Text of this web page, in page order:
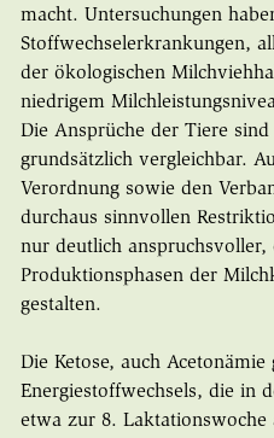
macht. Untersuchungen
Stoffwechselerkrankungen,
der ökologischen
niedrigem
Die Ansprüche der Tiere
grundsätzlich vergleichbar.
Verordnung sowie den
durchaus sinnvollen
nur deutlich anspruchsvoller,
Produktionsphasen der
gestalten.
Die Ketose, auch
Energiestoffwechsels, die in
etwa zur 8. Laktationswoche